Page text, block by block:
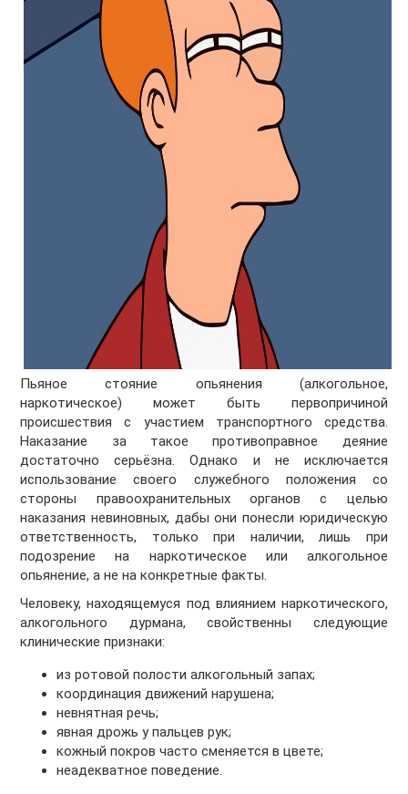
Пьяное стояние опьянения (алкогольное,
наркотическое) может быть первопричиной
происшествия с участием транспортного средства.
Наказание за такое противоправное деяние
достаточно серьёзна. Однако и не исключается
использование своего служебного положения со
стороны правоохранительных органов с целью
наказания невиновных, дабы они понесли юридическую
ответственность, только при наличии, лишь при
подозрение на наркотическое или алкогольное
опьянение, а не на конкретные факты.
Человеку, находящемуся под влиянием наркотического,
алкогольного дурмана, свойственны следующие
клинические признаки:
из ротовой полости алкогольный запах;
координация движений нарушена;
невнятная речь;
явная дрожь у пальцев рук;
кожный покров часто сменяется в цвете;
неадекватное поведение.